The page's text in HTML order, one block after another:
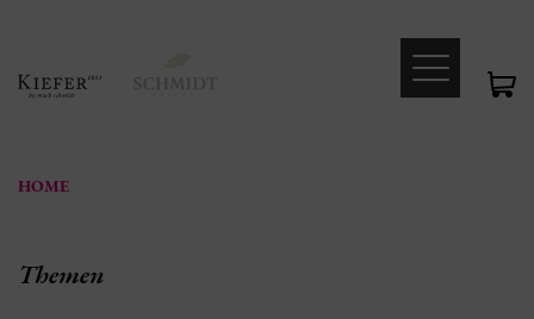
HOME
Themen